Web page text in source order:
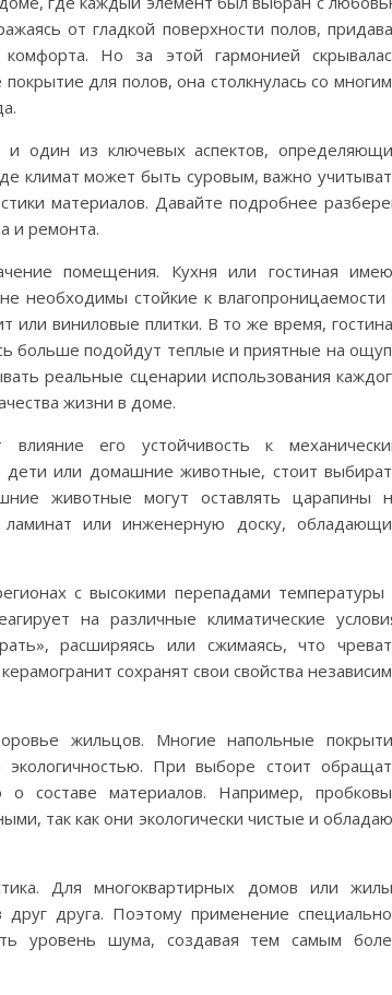
от гладкой поверхности полов,
Но за этой гармонией
для полов, она столкнулась со
один из ключевых аспектов,
климат может быть суровым, важно
материалов. Давайте подробнее
и ремонта.
помещения. Кухня или гостиная
необходимы стойкие к влагопроницаемости
или виниловые плитки. В то же время,
больше подойдут теплые и приятные на
реальные сценарии использования
жизни в доме.
его устойчивость к
или домашние животные, стоит
животные могут оставлять царапины
или инженерную доску,
с высокими перепадами температуры
на различные климатические
расширяясь или сжимаясь, что
сохранят свои свойства
жильцов. Многие напольные
При выборе стоит
составе материалов. Например,
так как они экологически чистые и
Для многоквартирных домов или
друга. Поэтому применение
уровень шума, создавая тем самым